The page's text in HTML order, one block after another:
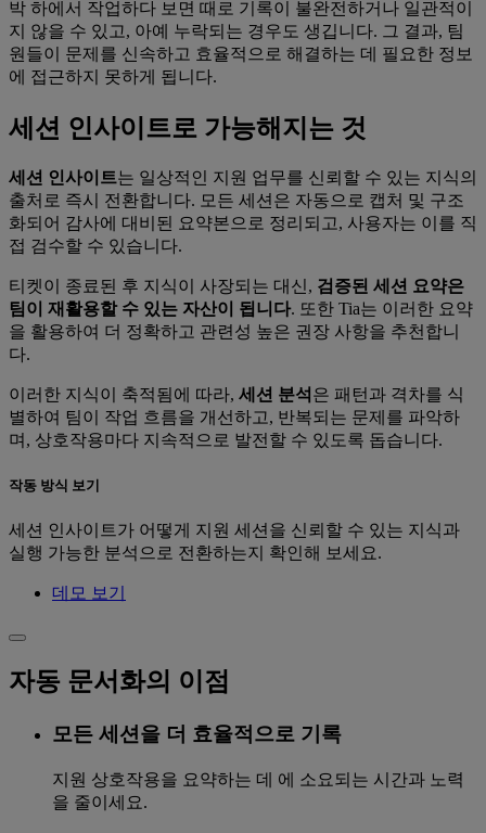
박 하에서 작업하다 보면 때로 기록이 불완전하거나 일관적이
지 않을 수 있고, 아예 누락되는 경우도 생깁니다. 그 결과, 팀
원들이 문제를 신속하고 효율적으로 해결하는 데 필요한 정보
에 접근하지 못하게 됩니다.
세션 인사이트로 가능해지는 것
세션 인사이트는 일상적인 지원 업무를 신뢰할 수 있는 지식의
출처로 즉시 전환합니다. 모든 세션은 자동으로 캡처 및 구조
화되어 감사에 대비된 요약본으로 정리되고, 사용자는 이를 직
접 검수할 수 있습니다.
티켓이 종료된 후 지식이 사장되는 대신, 검증된 세션 요약은
팀이 재활용할 수 있는 자산이 됩니다. 또한 Tia는 이러한 요약
을 활용하여 더 정확하고 관련성 높은 권장 사항을 추천합니
다.
이러한 지식이 축적됨에 따라, 세션 분석 은 패턴과 격차를 식
별하여 팀이 작업 흐름을 개선하고, 반복되는 문제를 파악하
며, 상호작용마다 지속적으로 발전할 수 있도록 돕습니다.
작동 방식 보기
세션 인사이트가 어떻게 지원 세션을 신뢰할 수 있는 지식과
실행 가능한 분석으로 전환하는지 확인해 보세요.
데모 보기
자동 문서화의 이점
모든 세션을 더 효율적으로 기록
지원 상호작용을 요약하는 데 에 소요되는 시간과 노력
을 줄이세요.